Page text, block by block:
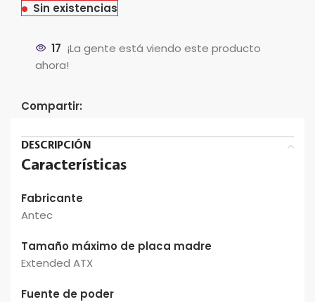
Sin existencias
17 ¡La gente está viendo este producto
ahora!
Compartir:
DESCRIPCIÓN
Características
Fabricante
Antec
Tamaño máximo de placa madre
Extended ATX
Fuente de poder